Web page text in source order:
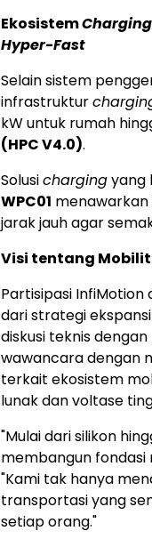
EkosistemCharging
Hyper-Fast
Selain sistem
infrastruktur
kW untuk rumah
(HPC V4.0).
Solusichargingyang
WPC01
jarak jauh agar
Visi tentang
Partisipasi InfiMotion
dari strategi
diskusi teknis
wawancara dengan
terkait ekosistem
lunak dan voltase
"Mulai dari silikon
membangun fondasi
"Kami tak hanya
transportasi yang
setiap orang."